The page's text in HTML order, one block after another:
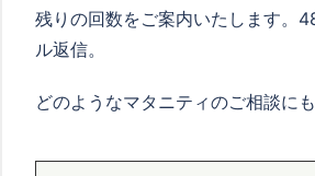
残りの回数をご案内いたします。
ル返信。
どのようなマタニティのご相談に